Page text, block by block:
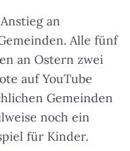
an
Alle fünf
an Ostern zwei
auf YouTube
Gemeinden
noch ein
für Kinder.